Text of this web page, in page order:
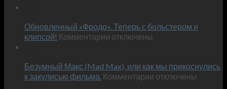
–
и
KeyOne
Обновленный «Фродо». Теперь с больстером и
клипсой! Комментарии к
«Фродо».
Теперь
отключены
Безумный Макс (Mad Max), или как мы прикоснулись
к закулисью фильма. Комментарии котключены